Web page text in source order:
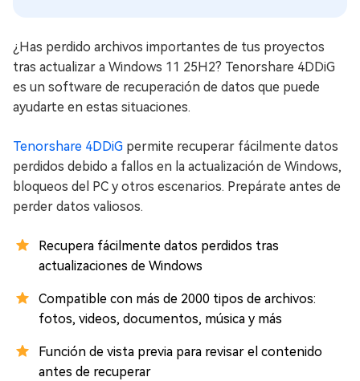
¿Has perdido archivos importantes de tus proyectos
tras actualizar a Windows 11 25H2? Tenorshare 4DDiG
es un software de recuperación de datos que puede
ayudarte en estas situaciones.
Tenorshare 4DDiG permite recuperar fácilmente datos
perdidos debido a fallos en la actualización de Windows,
bloqueos del PC y otros escenarios. Prepárate antes de
perder datos valiosos.
Recupera fácilmente datos perdidos tras
actualizaciones de Windows
Compatible con más de 2000 tipos de archivos:
fotos, videos, documentos, música y más
Función de vista previa para revisar el contenido
antes de recuperar